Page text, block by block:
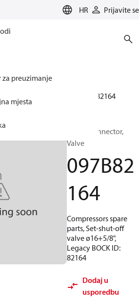
HR Prijavite se
za preuzimanje
mjesta
Solutions za grijanje
dijelovi i dodaci 097B82164
BOCK, Connector,
Valve
097B82
164
Compressors spare
parts, Set-shut-off
valve ø16+5/8",
Legacy BOCK ID:
82164
Dodaj u
usporedbu